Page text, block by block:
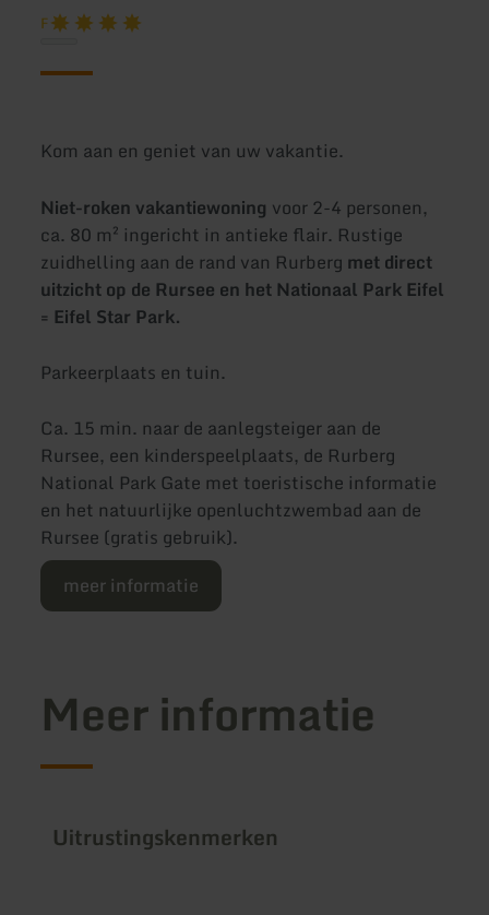
F
Kom aan en geniet van uw vakantie.
Niet-roken vakantiewoning voor 2-4 personen,
ca. 80 m² ingericht in antieke flair. Rustige
zuidhelling aan de rand van Rurberg met direct
uitzicht op de Rursee en het Nationaal Park Eifel
= Eifel Star Park.
Parkeerplaats en tuin.
Ca. 15 min. naar de aanlegsteiger aan de
Rursee, een kinderspeelplaats, de Rurberg
National Park Gate met toeristische informatie
en het natuurlijke openluchtzwembad aan de
Rursee (gratis gebruik).
meer informatie
Meer informatie
Uitrustingskenmerken